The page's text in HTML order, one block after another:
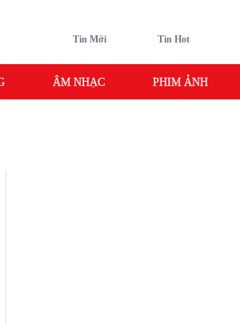
Tin Mới Tin Hot
ÂM NHẠC PHIM ẢNH